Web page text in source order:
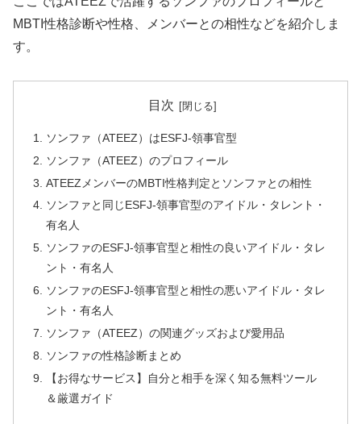
MBTI性格診断や性格、メンバーとの相性などを紹介しま
す。
目次
ソンファ（ATEEZ）はESFJ-領事官型
ソンファ（ATEEZ）のプロフィール
ATEEZメンバーのMBTI性格判定とソンファとの相性
ソンファと同じESFJ-領事官型のアイドル・タレント・
有名人
ソンファのESFJ-領事官型と相性の良いアイドル・タレ
ント・有名人
ソンファのESFJ-領事官型と相性の悪いアイドル・タレ
ント・有名人
ソンファ（ATEEZ）の関連グッズおよび愛用品
ソンファの性格診断まとめ
【お得なサービス】自分と相手を深く知る無料ツール
＆厳選ガイド